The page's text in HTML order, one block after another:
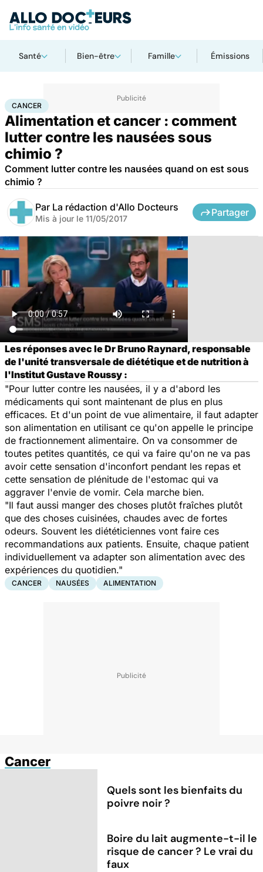
Santé Bien-être Famille Émissions
AccueilSanté Cancer
CANCER
Alimentation et cancer : comment
lutter contre les nausées sous
chimio ?
Comment lutter contre les nausées quand on est sous
chimio ?
Par La rédaction d'Allo Docteurs
Mis à jour le 11/05/2017
Partager
Les réponses avec le Dr Bruno Raynard, responsable
de l'unité transversale de diététique et de nutrition à
l'Institut Gustave Roussy :
"Pour lutter contre les nausées, il y a d'abord les
médicaments qui sont maintenant de plus en plus
efficaces. Et d'un point de vue alimentaire, il faut adapter
son alimentation en utilisant ce qu'on appelle le principe
de fractionnement alimentaire. On va consommer de
toutes petites quantités, ce qui va faire qu'on ne va pas
avoir cette sensation d'inconfort pendant les repas et
cette sensation de plénitude de l'estomac qui va
aggraver l'envie de vomir. Cela marche bien.
"Il faut aussi manger des choses plutôt fraîches plutôt
que des choses cuisinées, chaudes avec de fortes
odeurs. Souvent les diététiciennes vont faire ces
recommandations aux patients. Ensuite, chaque patient
individuellement va adapter son alimentation avec des
expériences du quotidien."
CANCER NAUSÉES ALIMENTATION
Cancer
Quels sont les bienfaits du
poivre noir ?
Boire du lait augmente-t-il le
risque de cancer ? Le vrai du
faux